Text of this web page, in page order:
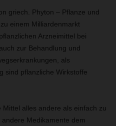
griech. Phyton – Pflanze und
einem Milliardenmarkt
Arzneimittel bei
zur Behandlung und
als
sind pflanzliche Wirkstoffe
alles andere als einfach zu
Medikamente dem